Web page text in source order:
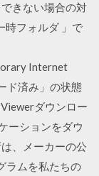
きない場合の対
時フォルダ 」で
Internet
ド済み」の状態
ダウンロー
ーションをダウ
、メーカーの公
ラムを私たちの